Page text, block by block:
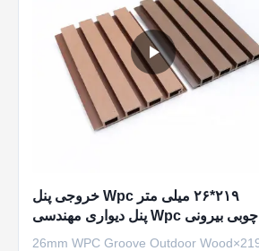
۲۱۹*۲۶ میلی متر Wpc خروجی پنل
چوبی بیرونی Wpc پنل دیواری مهندسی
شده
219×26mm WPC Groove Outdoor Wood